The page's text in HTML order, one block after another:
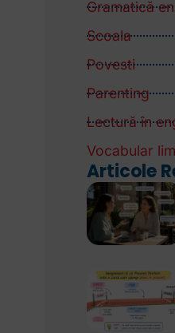
Gramatică
Scoala
Povesti
Parenting
Lectură în
Vocabular
Articole